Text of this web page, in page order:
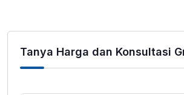
Tanya Harga dan Konsultasi